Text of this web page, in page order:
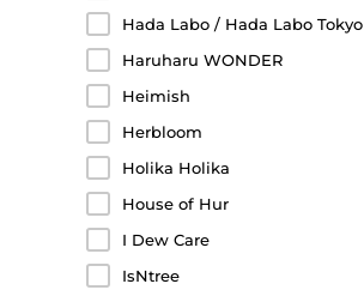
Hada Labo / Hada Labo Tokyo
Haruharu WONDER
Heimish
Herbloom
Holika Holika
House of Hur
I Dew Care
IsNtree